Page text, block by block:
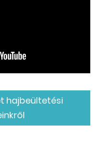
hajbeültetési